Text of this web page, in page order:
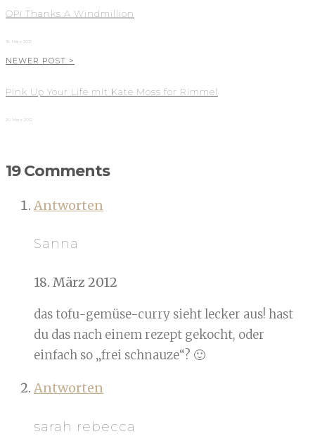
OPI Thanks A Windmillion
16. März 2012
NEWER POST >
Pink Up Your Life mit Kate Moss for Rimmel
20. März 2012
19 Comments
Antworten
Sanna
18. März 2012
das tofu-gemüse-curry sieht lecker aus! hast
du das nach einem rezept gekocht, oder
einfach so „frei schnauze“? 🙂
Antworten
sarah rebecca